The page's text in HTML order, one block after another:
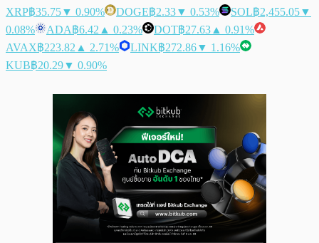
XRP฿35.75▼ 0.90% DOGE฿2.33▼ 0.53% SOL฿2,455.05▼
0.08%
ADA฿6.42 ▲ 0.23% DOT฿27.63 ▲ 0.91%
AVAX฿223.82 ▲ 2.71% LINK฿272.86▼ 1.16%
KUB฿20.29▼ 0.90%